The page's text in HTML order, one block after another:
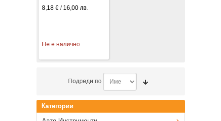
8,18 € / 16,00 лв.
Не е налично
Подреди по
Категории